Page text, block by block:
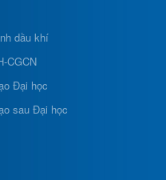
dầu khí
CGCN
Đại học
sau Đại học